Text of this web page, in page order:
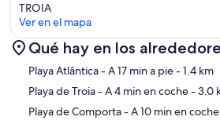
Mapa
TROIA
Ver en el mapa
Qué hay en los
Playa Atlântica- A 17 min a pie- 1.4 km
Playa de Troia- A 4 min en coche- 3.0
Playa de Comporta- A 10 min en coche